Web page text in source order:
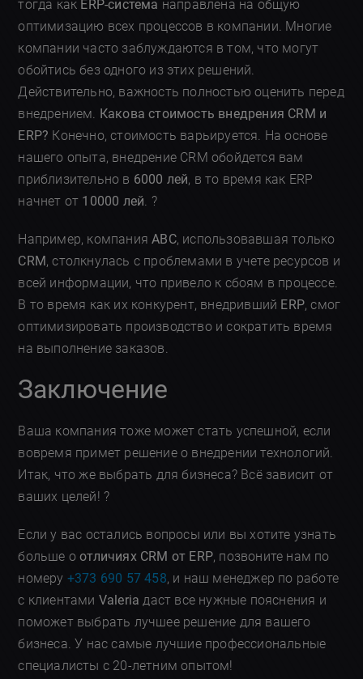
тогда как ERP-система направлена на общую
оптимизацию всех процессов в компании. Многие
компании часто заблуждаются в том, что могут
обойтись без одного из этих решений.
Действительно, важность полностью оценить перед
внедрением. Какова стоимость внедрения CRM и
ERP? Конечно, стоимость варьируется. На основе
нашего опыта, внедрение CRM обойдется вам
приблизительно в 6000 лей, в то время как ERP
начнет от 10000 лей . ?
Например, компанияABC, использовавшая только
CRM, столкнулась с проблемами в учете ресурсов и
всей информации, что привело к сбоям в процессе.
В то время как их конкурент, внедривший ERP, смог
оптимизировать производство и сократить время
на выполнение заказов.
Заключение
Ваша компания тоже может стать успешной, если
вовремя примет решение о внедрении технологий.
Итак, что же выбрать для бизнеса? Всё зависит от
ваших целей! ?
Если у вас остались вопросы или вы хотите узнать
больше оотличиях CRM от ERP, позвоните нам по
номеру +373 690 57 458, и наш менеджер по работе
с клиентами Valeria даст все нужные пояснения и
поможет выбрать лучшее решение для вашего
бизнеса. У нас самые лучшие профессиональные
специалисты с 20-летним опытом!